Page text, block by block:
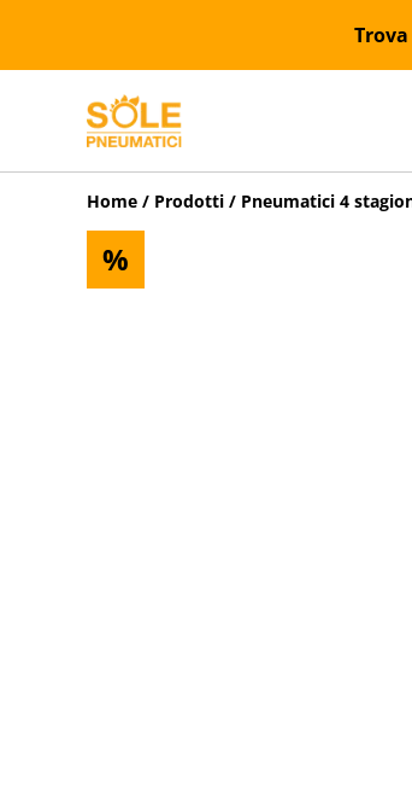
Home / Prodotti / Pneumatici 4
%